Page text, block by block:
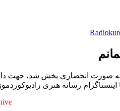
اینستاگرام رسانه هنری